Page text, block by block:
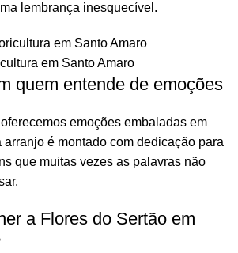
lembrança inesquecível.
em Santo Amaro
quem entende de emoções
oferecemos emoções embaladas em
é montado com dedicação para
que muitas vezes as palavras não
a Flores do Sertão em